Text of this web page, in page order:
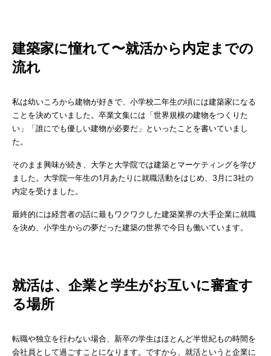
建築家に憧れて〜就活から内定までの
流れ
私は幼いころから建物が好きで、小学校二年生の頃には建築家になる
ことを決めていました。卒業文集には「世界規模の建物をつくりた
い」「誰にでも優しい建物が必要だ」といったことを書いていまし
た。
そのまま興味が続き、大学と大学院では建築とマーケティングを学び
ました。大学院一年生の1月あたりに就職活動をはじめ、3月に3社の
内定を受けました。
最終的には経営者の話に最もワクワクした建築業界の大手企業に就職
を決め、小学生からの夢だった建築の世界で今日も働いています。
就活は、企業と学生がお互いに審査す
る場所
転職や独立を行わない場合、新卒の学生はほとんど半世紀もの時間を
会社員として過ごすことになります。ですから、就活というと企業に